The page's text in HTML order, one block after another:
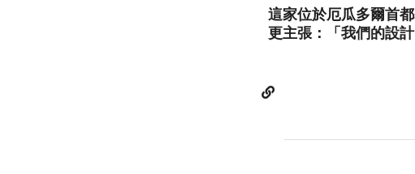
這家位於厄瓜多爾首
更主張：「我們的設